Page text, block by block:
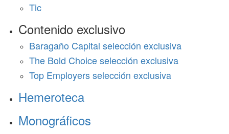
Tic
Contenido exclusivo
Baragaño Capital selección exclusiva
The Bold Choice selección exclusiva
Top Employers selección exclusiva
Hemeroteca
Monográficos